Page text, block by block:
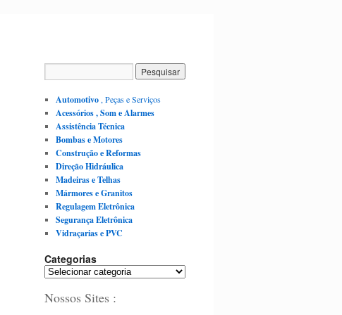
Automotivo, Peças e Serviços
Acessórios , Som e Alarmes
Assistência Técnica
Bombas e Motores
Construção e Reformas
Direção Hidráulica
Madeiras e Telhas
Mármores e Granitos
Regulagem Eletrônica
Segurança Eletrônica
Vidraçarias e PVC
Categorias
C
tNossos Sites :